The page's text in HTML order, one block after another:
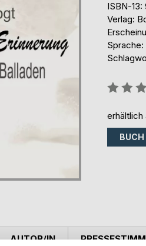
ISBN-13:
Verlag:
erhältlich
BUCH
AUTOR/IN